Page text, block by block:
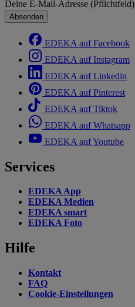
Deine E-Mail-Adresse (Pflichtfeld)
Absenden
EDEKA auf Facebook
EDEKA auf Instagram
EDEKA auf Linkedin
EDEKA auf Pinterest
EDEKA auf Tiktok
EDEKA auf Whatsapp
EDEKA auf Youtube
Services
EDEKA App
EDEKA Medien
EDEKA smart
EDEKA Foto
Hilfe
Kontakt
FAQ
Cookie-Einstellungen